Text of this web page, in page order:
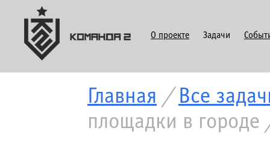
О проекте Задачи
Главная / Все
площадки в городе